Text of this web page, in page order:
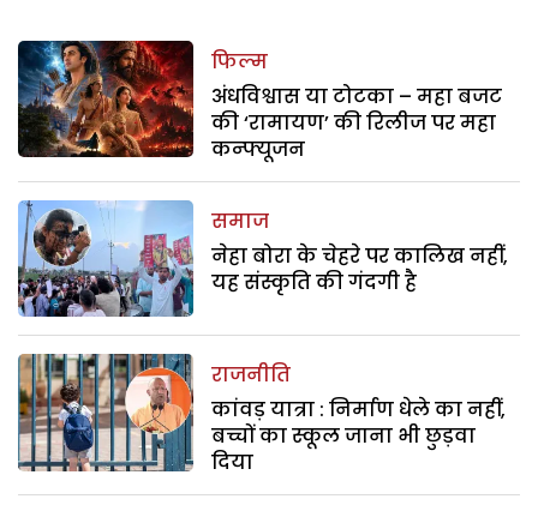
फिल्म
अंधविश्वास या टोटका – महा बजट
की ‘रामायण’ की रिलीज पर महा
कन्फ्यूजन
समाज
नेहा बोरा के चेहरे पर कालिख नहीं,
यह संस्कृति की गंदगी है
राजनीति
कांवड़ यात्रा : निर्माण धेले का नहीं,
बच्चों का स्कूल जाना भी छुड़वा
दिया